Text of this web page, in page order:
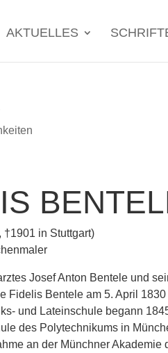
AKTUELLES
†1901 in Stuttgart)
Josef Anton Bentele und
Fidelis Bentele am 5. April 1830
und Lateinschule begann
des Polytechnikums in
an der Münchner Akademie